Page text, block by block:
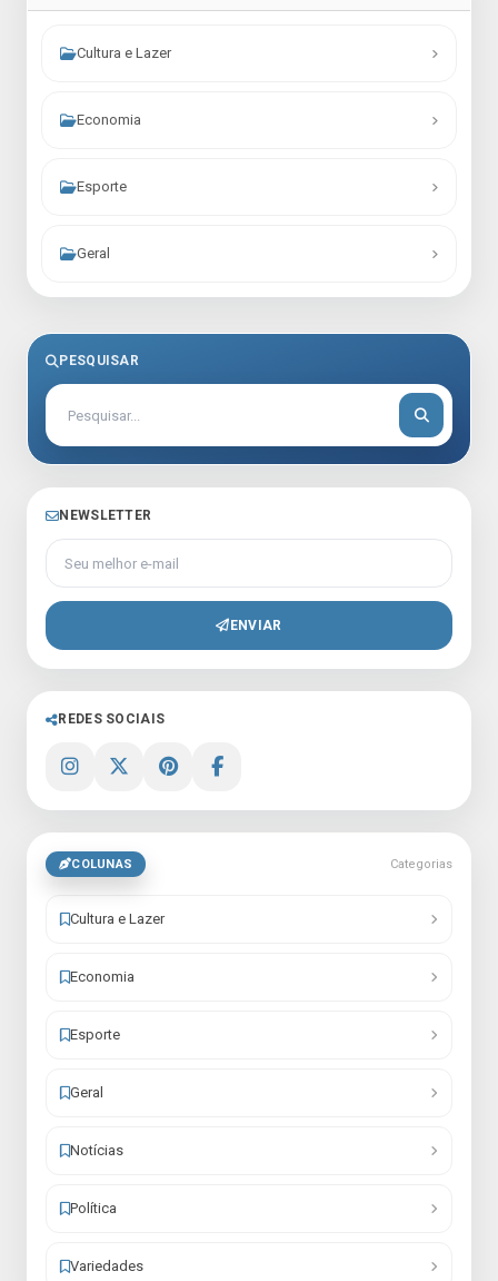
Cultura e Lazer
Economia
Esporte
Geral
PESQUISAR
NEWSLETTER
Seu melhor e-mail
ENVIAR
REDES SOCIAIS
COLUNAS Categorias
Cultura e Lazer
Economia
Esporte
Geral
Notícias
Política
Variedades